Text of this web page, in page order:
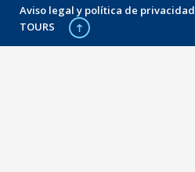
Aviso legal y política de privacidad
TOURS